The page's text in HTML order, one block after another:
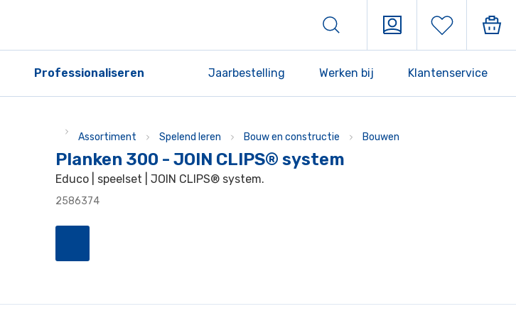
Professionaliseren Jaarbestelling Werken bij Klantenservice
Assortiment Spelend leren Bouw en constructie Bouwen
Planken 300 - JOIN CLIPS® system
Educo | speelset | JOIN CLIPS® system.
2586374